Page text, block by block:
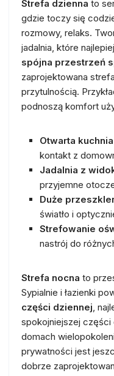
Strefa dzienna to
gdzie toczy się
rozmowy, relaks.
jadalnia, które
spójna przestrzeń
zaprojektowana
przytulnością.
podnoszą komfort
Otwarta
kontakt z
Jadalnia z
przyjemne
Duże
światło i
Strefowanie
nastrój do
Strefa nocna to
Sypialnie i łazienki
części dziennej,
spokojniejszej
domach
prywatności jest
dobrze